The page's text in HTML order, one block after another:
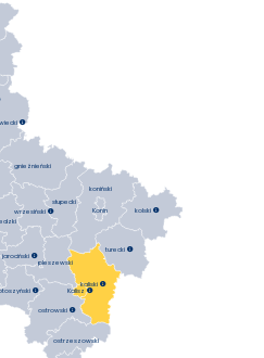
gnieźnieński
jarociński 
kaliski
kolski 
koniński

ostrowski 
ostrzeszowski
pleszewski
słupecki
turecki

wrzesiński
Kalisz 
Konin